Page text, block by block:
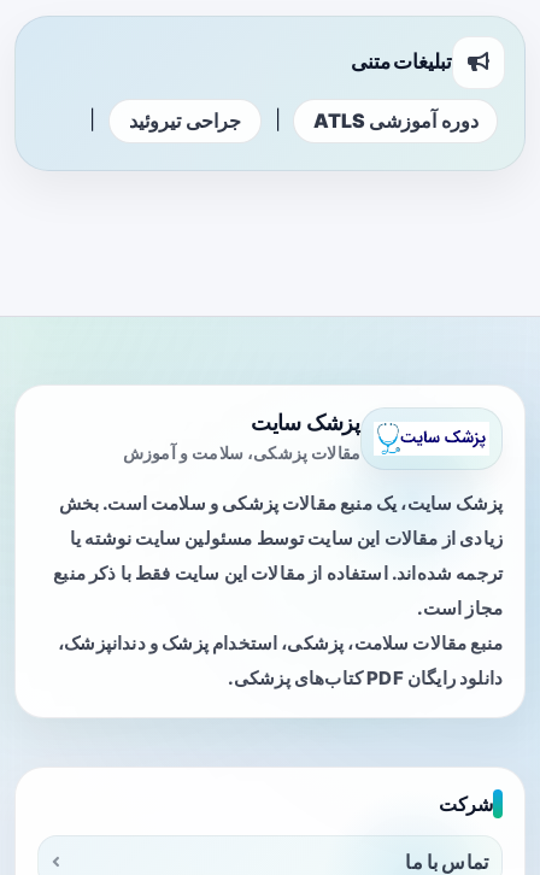
تبلیغات متنی
دوره آموزشی ATLS جراحی تیروئید
پزشک سایت
مقالات پزشکی، سلامت و آموزش
پزشک سایت، یک منبع مقالات پزشکی و سلامت است. بخش
زیادی از مقالات این سایت توسط مسئولین سایت نوشته یا
ترجمه شده‌اند. استفاده از مقالات این سایت فقط با ذکر منبع
مجاز است.
منبع مقالات سلامت، پزشکی، استخدام پزشک و دندانپزشک،
دانلود رایگان PDF کتاب‌های پزشکی.
شرکت
تماس با ما